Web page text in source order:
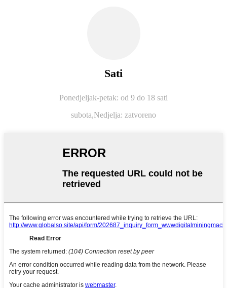
Sati
Ponedjeljak-petak: od 9 do 18 sati
subota,Nedjelja: zatvoreno